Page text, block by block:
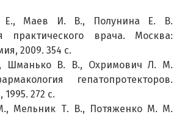
Е., Маев И. В., Полунина Е. В.
практического врача. Москва:
2009. 354 с.
Шманько В. В., Охримович Л. М.
гепатопротекторов.
272 с.
Мельник Т. В., Потяженко М. М.